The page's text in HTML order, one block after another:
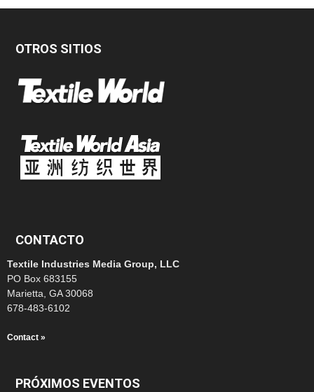
OTROS SITIOS
CONTACTO
Textile Industries Media Group, LLC
PO Box 683155
Marietta, GA 30068
678-483-6102
Contact »
PRÓXIMOS EVENTOS